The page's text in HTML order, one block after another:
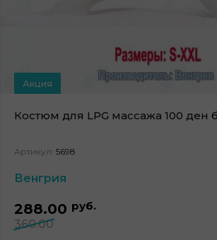
Акция
Костюм для LPG массажа 100 ден
Артикул: 5698
Венгрия
288.00 руб.
360.00